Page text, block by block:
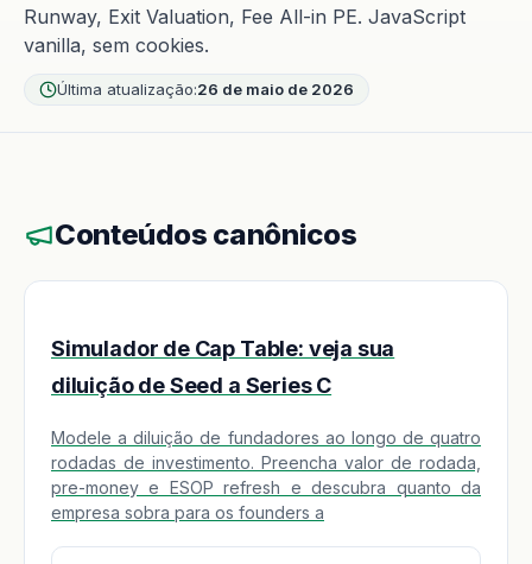
Runway, Exit Valuation, Fee All-in PE. JavaScript
vanilla, sem cookies.
Última atualização:26 de maio de 2026
Conteúdos canônicos
Simulador de Cap Table: veja sua
diluição de Seed a Series C
Modele a diluição de fundadores ao longo de quatro
rodadas de investimento. Preencha valor de rodada,
pre-money e ESOP refresh e descubra quanto da
empresa sobra para os founders a